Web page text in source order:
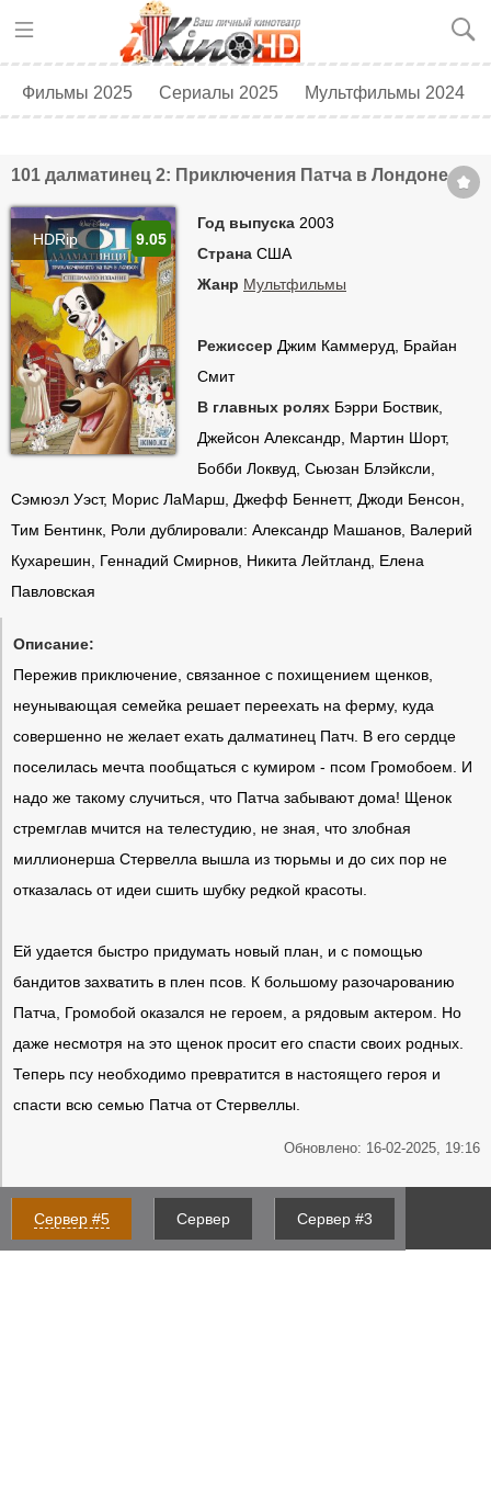
Фильмы 2025 Сериалы 2025 Мультфильмы 2024
101 далматинец 2: Приключения Патча в Лондоне
HDRip
Год выпуска 2003
Страна США
Жанр Мультфильмы
Режиссер Джим Каммеруд, Брайан
Смит
В главных ролях Бэрри Боствик,
Джейсон Александр, Мартин Шорт,
Бобби Локвуд, Сьюзан Блэйксли,
Сэмюэл Уэст, Морис ЛаМарш, Джефф Беннетт, Джоди Бенсон,
Тим Бентинк, Роли дублировали: Александр Машанов, Валерий
Кухарешин, Геннадий Смирнов, Никита Лейтланд, Елена
Павловская
9.05
Описание:
Пережив приключение, связанное с похищением щенков,
неунывающая семейка решает переехать на ферму, куда
совершенно не желает ехать далматинец Патч. В его сердце
поселилась мечта пообщаться с кумиром - псом Громобоем. И
надо же такому случиться, что Патча забывают дома! Щенок
стремглав мчится на телестудию, не зная, что злобная
миллионерша Стервелла вышла из тюрьмы и до сих пор не
отказалась от идеи сшить шубку редкой красоты.
Ей удается быстро придумать новый план, и с помощью
бандитов захватить в плен псов. К большому разочарованию
Патча, Громобой оказался не героем, а рядовым актером. Но
даже несмотря на это щенок просит его спасти своих родных.
Теперь псу необходимо превратится в настоящего героя и
спасти всю семью Патча от Стервеллы.
Обновлено: 16-02-2025, 19:16
Сервер #5 Сервер Сервер #3